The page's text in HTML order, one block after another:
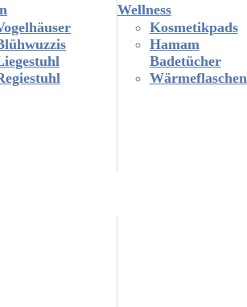
Wellness
Kosmetikpads
Hamam
Badetücher
Wärmeflaschen